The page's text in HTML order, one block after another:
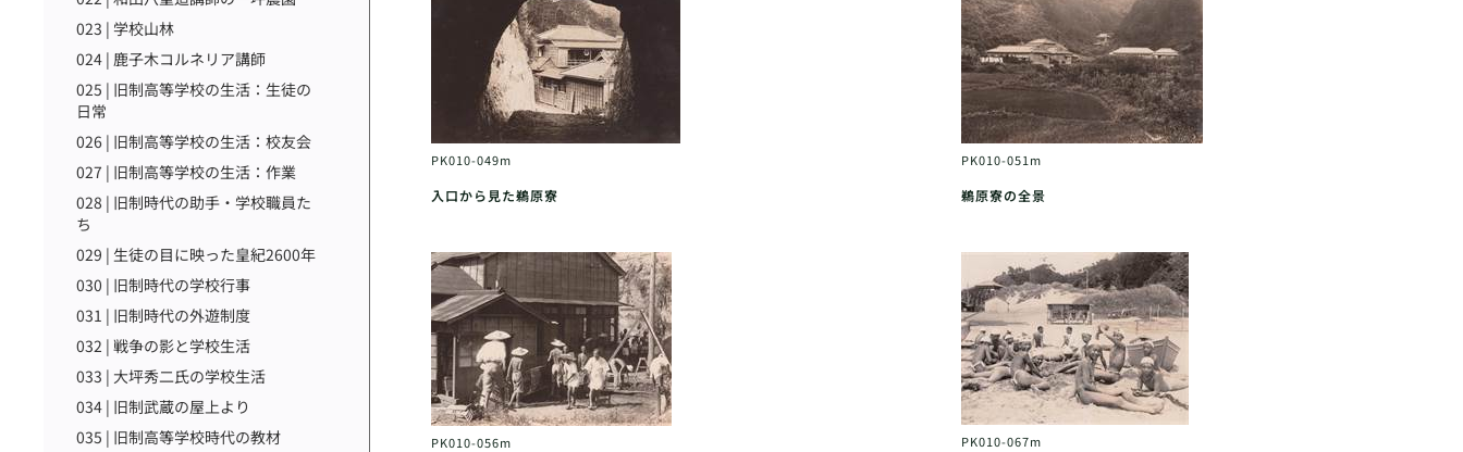
023 | 学校山林
024 | 鹿子木コルネリア講師
025 | 旧制高等学校の生活：生徒の
日常
026 | 旧制高等学校の生活：校友会
027 | 旧制高等学校の生活：作業
028 | 旧制時代の助手・学校職員た
ち
029 | 生徒の目に映った皇紀2600年
030 | 旧制時代の学校行事
031 | 旧制時代の外遊制度
032 | 戦争の影と学校生活
033 | 大坪秀二氏の学校生活
034 | 旧制武蔵の屋上より
035 | 旧制高等学校時代の教材
PK010-049m
入口から見た鵜原寮
PK010-051m
鵜原寮の全景
PK010-056m PK010-067m